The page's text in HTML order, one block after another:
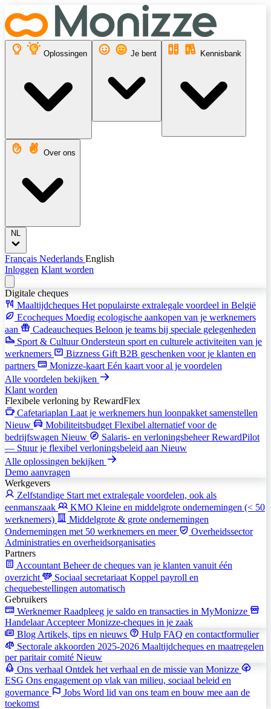
Oplossingen Je bent Kennisbank
Over ons
Français Nederlands English
Inloggen Klant worden
Digitale cheques
Maaltijdcheques Het populairste extralegale voordeel in België
Ecocheques Moedig ecologische aankopen van je werknemers
aan
Cadeaucheques Beloon je teams bij speciale gelegenheden
Sport & CultuurOndersteun sport en culturele activiteiten van je
werknemers
Bizzness Gift B2B geschenken voor je klanten en
partners
Monizze-kaart Eén kaart voor al je voordelen
Alle voordelen bekijken
Klant worden
Flexibele verloning by RewardFlex
Cafetariaplan Laat je werknemers hun loonpakket samenstellen
Nieuw
Mobiliteitsbudget Flexibel alternatief voor de
bedrijfswagen Nieuw Salaris- en verloningsbeheerRewardPilot
— Stuur je flexibel verloningsbeleid aan Nieuw
Alle oplossingen bekijken
Demo aanvragen
Werkgevers
Zelfstandige Start met extralegale voordelen, ook als
eenmanszaak
KMO Kleine en middelgrote ondernemingen (< 50
werknemers)
Middelgrote & grote ondernemingen
Ondernemingen met 50 werknemers en meer
Overheidssector
Administraties en overheidsorganisaties
Partners
Accountant Beheer de cheques van je klanten vanuit één
overzicht
Sociaal secretariaat Koppel payroll en
chequebestellingen automatisch
Gebruikers
WerknemerRaadpleeg je saldo en transacties in MyMonizze
HandelaarAccepteer Monizze-cheques in je zaak
Blog Artikels, tips en nieuws Hulp FAQ en contactformulier
Sectorale akkoorden 2025-2026 Maaltijdcheques en maatregelen
per paritair comité Nieuw
Ons verhaal Ontdek het verhaal en de missie van Monizze
ESG Ons engagement op vlak van milieu, sociaal beleid en
governance
Jobs Word lid van ons team en bouw mee aan de
toekomst